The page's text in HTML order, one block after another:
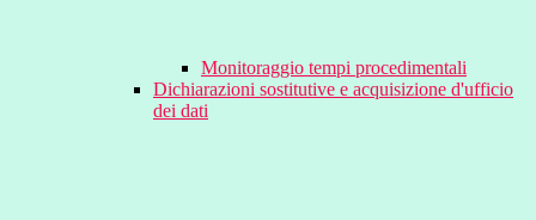
Monitoraggio tempi procedimentali
Dichiarazioni sostitutive e acquisizione d'ufficio
dei dati